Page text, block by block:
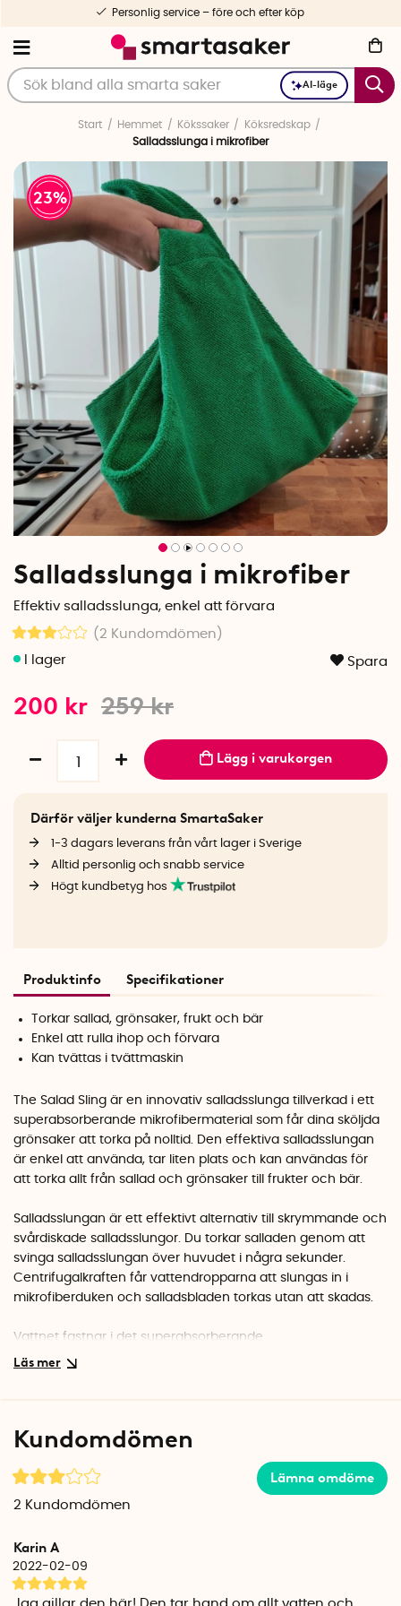
AI-läge
Personlig service – före och efter köp
Start Hemmet Kökssaker
Köksredskap
Salladsslunga i mikrofiber
23
Salladsslunga i mikrofiber
Effektiv salladsslunga, enkel att förvara
(2 Kundomdömen )
Spara
259kr
200 kr
Lägg i varukorgen
Därför väljer kunderna SmartaSaker
1-3 dagars leverans från vårt lager i Sverige
Alltid personlig och snabb service
Högt kundbetyg hos
Produktinfo Specifikationer
Torkar sallad, grönsaker, frukt och bär
Enkel att rulla ihop och förvara
Kan tvättas i tvättmaskin
The Salad Sling är en innovativ salladsslunga tillverkad i ett
superabsorberande mikrofibermaterial som får dina sköljda
grönsaker att torka på nolltid. Den effektiva salladsslungan
är enkel att använda, tar liten plats och kan användas för
att torka allt från sallad och grönsaker till frukter och bär.
Salladsslungan är ett effektivt alternativ till skrymmande och
svårdiskade salladsslungor. Du torkar salladen genom att
svinga salladsslungan över huvudet i några sekunder.
Centrifugalkraften får vattendropparna att slungas in i
mikrofiberduken och salladsbladen torkas utan att skadas.
Vattnet fastnar i det superabsorberande
mikrofibermaterialet och den vattentäta kärnan i mitten
liten plats när den förvaras.
Så här använder du The Salad Sling
Du sköljer salladen som vanligt, skakar av överflödigt vatten
ca 15-30 sekunder.
Beroende på mängden sallad och storleken på
Kundomdömen
Lämna omdöme
2 Kundomdömen
Karin A
2022-02-09
Jag gillar den här! Den tar hand om allt vatten och